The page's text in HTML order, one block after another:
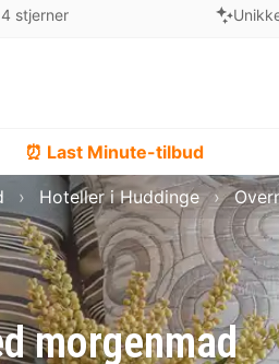
stjerner
⏰ Last Minute-tilbud
morgenmad
Hoteller i Huddinge